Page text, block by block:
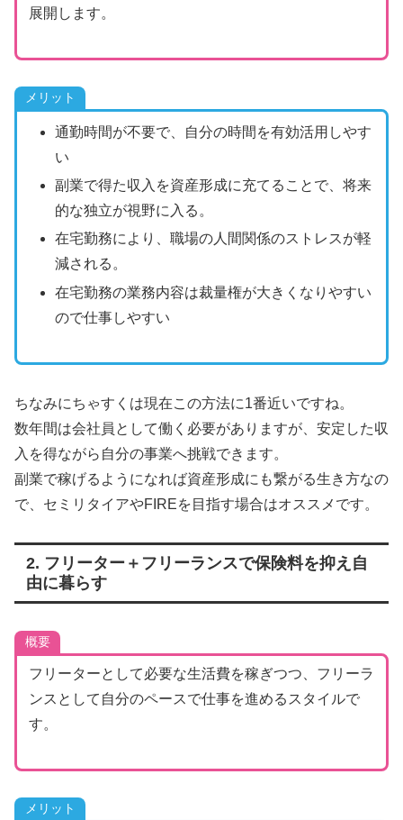
展開します。​
メリット
通勤時間が不要で、自分の時間を有効活用しやす
い
副業で得た収入を資産形成に充てることで、将来
的な独立が視野に入る。
在宅勤務により、職場の人間関係のストレスが軽
減される。
在宅勤務の業務内容は裁量権が大きくなりやすい
ので仕事しやすい
ちなみにちゃすくは現在この方法に1番近いですね。
数年間は会社員として働く必要がありますが、安定した収
入を得ながら自分の事業へ挑戦できます。
副業で稼げるようになれば資産形成にも繋がる生き方なの
で、セミリタイアやFIREを目指す場合はオススメです。
2. フリーター＋フリーランスで保険料を抑え自
由に暮らす
概要
フリーターとして必要な生活費を稼ぎつつ、フリーラ
ンスとして自分のペースで仕事を進めるスタイルで
す。​
メリット